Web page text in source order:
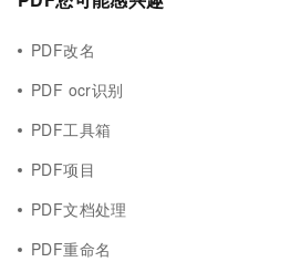
PDF改名
PDF ocr识别
PDF工具箱
PDF项目
PDF文档处理
PDF重命名